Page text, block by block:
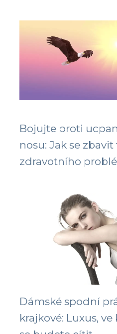
Bojujte proti
nosu: Jak se
zdravotního
Dámské spodní
krajkové: Luxus,